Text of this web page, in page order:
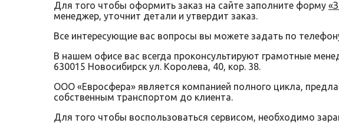
Для того чтобы оформить заказ на сайте заполните форму
менеджер, уточнит детали и утвердит заказ.
Все интересующие вас вопросы вы можете задать по
В нашем офисе вас всегда проконсультируют грамотные
630015 Новосибирск ул. Королева, 40, кор. 38.
ООО «Евросфера» является компанией полного цикла,
собственным транспортом до клиента.
Для того чтобы воспользоваться сервисом, необходимо